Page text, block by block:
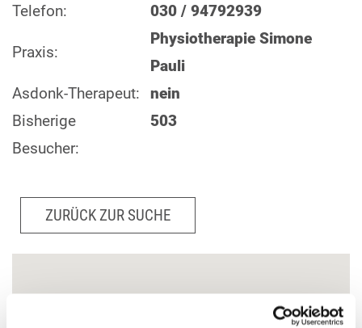
Telefon:
030 / 94792939
Praxis:
Physiotherapie Simone
Pauli
Asdonk-Therapeut:
nein
Bisherige
Besucher:
503
ZURÜCK ZUR SUCHE